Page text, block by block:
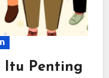
Itu Penting